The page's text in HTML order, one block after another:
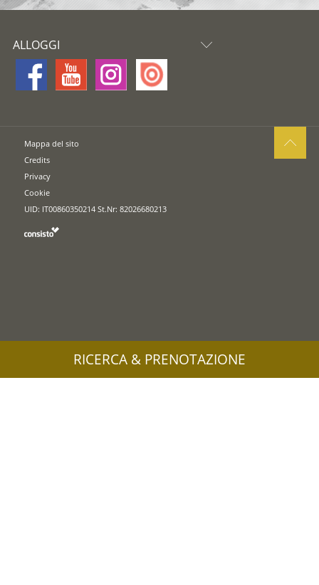
ALLOGGI
Mappa del sito
Credits
Privacy
Cookie
UID: IT00860350214 St.Nr: 82026680213
RICERCA & PRENOTAZIONE